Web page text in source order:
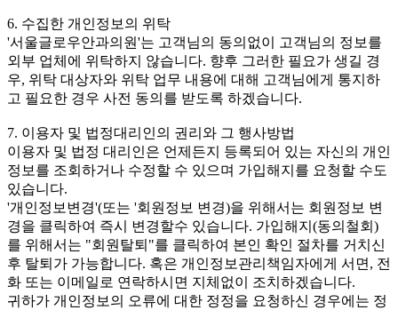
6. 수집한 개인정보의 위탁
'서울글로우안과의원'는 고객님의 동의없이 고객님의 정보를
외부 업체에 위탁하지 않습니다. 향후 그러한 필요가 생길 경
우, 위탁 대상자와 위탁 업무 내용에 대해 고객님에게 통지하
고 필요한 경우 사전 동의를 받도록 하겠습니다.
7. 이용자 및 법정대리인의 권리와 그 행사방법
이용자 및 법정 대리인은 언제든지 등록되어 있는 자신의 개인
정보를 조회하거나 수정할 수 있으며 가입해지를 요청할 수도
있습니다.
'개인정보변경'(또는 '회원정보 변경)을 위해서는 회원정보 변
경을 클릭하여 즉시 변경할수 있습니다. 가입해지(동의철회)
를 위해서는 "회원탈퇴"를 클릭하여 본인 확인 절차를 거치신
후 탈퇴가 가능합니다. 혹은 개인정보관리책임자에게 서면, 전
화 또는 이메일로 연락하시면 지체없이 조치하겠습니다.
귀하가 개인정보의 오류에 대한 정정을 요청하신 경우에는 정